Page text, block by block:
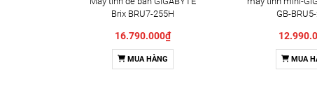
Brix BRU7-255H
16.790.000₫
MUA HÀNG
GB-
MUA